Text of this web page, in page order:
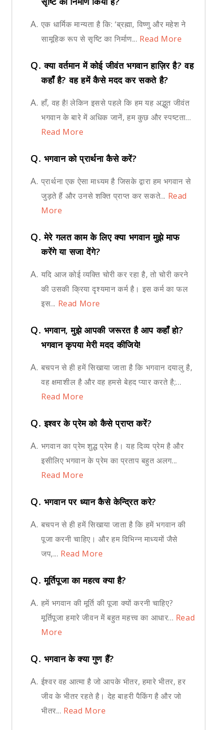
A. एक धार्मिक मान्यता है कि: ‘ब्रह्मा, विष्णु और महेश ने
सामूहिक रूप से सृष्टि का निर्माण... Read More
Q.क्या वर्तमान में कोई जीवंत भगवान हाज़िर है? वह
कहाँ है? वह हमें कैसे मदद कर सकते है?
A. हाँ, वह है! लेकिन इससे पहले कि हम यह अद्भुत जीवंत
भगवान के बारे में अधिक जानें, हम कुछ और स्पष्टता...
Read More
Q. भगवान को प्रार्थना कैसे करें?
A. प्रार्थना एक ऐसा माध्यम है जिसके द्वारा हम भगवान से
जुड़ते हैं और उनसे शक्ति प्राप्त कर सकते... Read
More
Q.मेरे गलत काम के लिए क्या भगवान मुझे माफ
करेंगे या सजा देंगे?
A. यदि आज कोई व्यक्ति चोरी कर रहा है, तो चोरी करने
की उसकी क्रिया दृश्यमान कर्म है। इस कर्म का फल
इस... Read More
Q. भगवान, मुझे आपकी जरूरत है आप कहाँ हो?
भगवान कृपया मेरी मदद कीजिये!
A. बचपन से ही हमें सिखाया जाता है कि भगवान दयालु है,
वह क्षमाशील है और वह हमसे बेहद प्यार करते है;...
Read More
Q.इश्वर के प्रेम को कैसे प्राप्त करें?
A. भगवान का प्रेम शुद्ध प्रेम है। यह दिव्य प्रेम है और
इसीलिए भगवान के प्रेम का प्रताप बहुत अलग...
Read More
Q. भगवान पर ध्यान कैसे केन्द्रित करे?
A. बचपन से ही हमें सिखाया जाता है कि हमें भगवान की
पूजा करनी चाहिए। और हम विभिन्न माध्यमों जैसे
जप,... Read More
Q.मूर्तिपूजा का महत्व क्या है?
A. हमें भगवान की मूर्ति की पूजा क्यों करनी चाहिए?
मूर्तिपूजा हमारे जीवन में बहुत महत्त्व का आधार... Read
More
Q. भगवान के क्या गुण हैं?
A. ईश्वर वह आत्मा है जो आपके भीतर, हमारे भीतर, हर
जीव के भीतर रहते है। देह बाहरी पैकिंग है और जो
भीतर... Read More